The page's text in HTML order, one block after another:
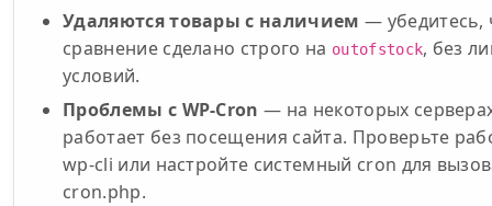
Удаляются товары с наличием — убедитесь,
сравнение сделано строго на outofstock, без
условий.
Проблемы с WP-Cron — на некоторых
работает без посещения сайта. Проверьте
wp-cli или настройте системный cron для
cron.php.